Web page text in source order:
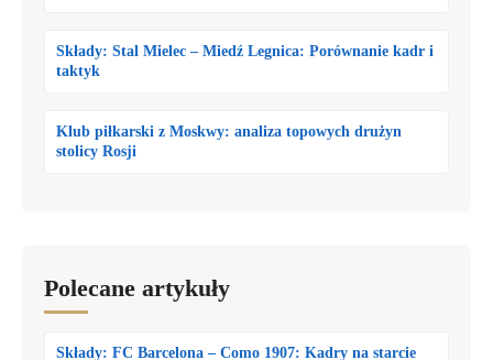
Składy: Stal Mielec – Miedź Legnica: Porównanie kadr i
taktyk
Klub piłkarski z Moskwy: analiza topowych drużyn
stolicy Rosji
Polecane artykuły
Składy: FC Barcelona – Como 1907: Kadry na starcie